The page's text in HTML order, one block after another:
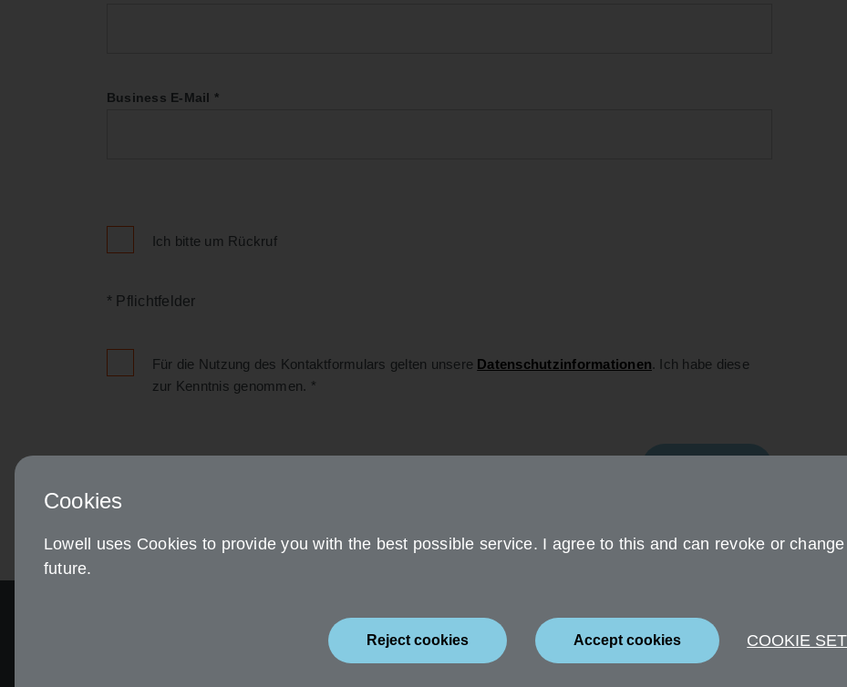
Business E-Mail *
Ich bitte um Rückruf
* Pflichtfelder
Für die Nutzung des Kontaktformulars gelten unsere Datenschutzinformationen. Ich habe diese
zur Kenntnis genommen. *
Cookies
Lowell uses Cookies to provide you with the best possible service. I agree to this and can revoke or
future.
Reject cookies Accept cookies COOKIE